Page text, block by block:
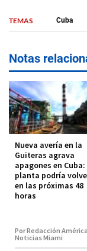
TEMAS Cuba
Notas
Nueva avería en la
Guiteras agrava
apagones en Cuba:
planta podría
en las próximas 48
horas
Por Redacción América
Noticias Miami